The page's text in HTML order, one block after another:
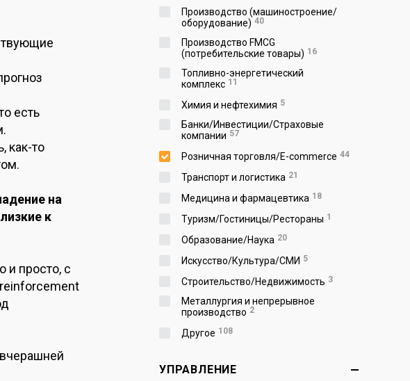
есть
как-то
на
к
и просто, с
reinforcement
вчерашней
Производство (машиностроение/
оборудование) 40
Производство FMCG
(потребительские товары) 16
Топливно-энергетический
комплекс 11
Химия и нефтехимия 5
Банки/Инвестиции/Страховые
компании 57
Розничная торговля/E-commerce 44
Транспорт и логистика 21
Медицина и фармацевтика 18
Туризм/Гостиницы/Рестораны 1
Образование/Наука 20
Искусство/Культура/СМИ 5
Строительство/Недвижимость 3
Металлургия и непрерывное
производство 2
Другое 108
УПРАВЛЕНИЕ